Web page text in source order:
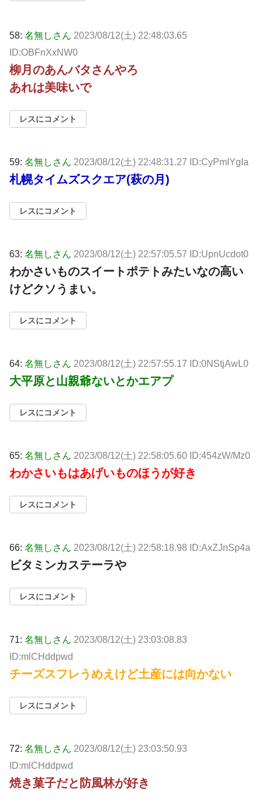
58: 名無しさん 2023/08/12(土) 22:48:03.65
ID:OBFnXxNW0
柳月のあんバタさんやろ
あれは美味いで
レスにコメント
59: 名無しさん 2023/08/12(土) 22:48:31.27 ID:CyPmIYgIa
札幌タイムズスクエア(萩の月)
レスにコメント
63: 名無しさん 2023/08/12(土) 22:57:05.57 ID:UpnUcdot0
わかさいものスイートポテトみたいなの高い
けどクソうまい。
レスにコメント
64: 名無しさん 2023/08/12(土) 22:57:55.17 ID:0NStjAwL0
大平原と山親爺ないとかエアプ
レスにコメント
65: 名無しさん 2023/08/12(土) 22:58:05.60 ID:454zW/Mz0
わかさいもはあげいものほうが好き
レスにコメント
66: 名無しさん 2023/08/12(土) 22:58:18.98 ID:AxZJnSp4a
ビタミンカステーラや
レスにコメント
71: 名無しさん 2023/08/12(土) 23:03:08.83
ID:mlCHddpwd
チーズスフレうめえけど土産には向かない
レスにコメント
72: 名無しさん 2023/08/12(土) 23:03:50.93
ID:mlCHddpwd
焼き菓子だと防風林が好き